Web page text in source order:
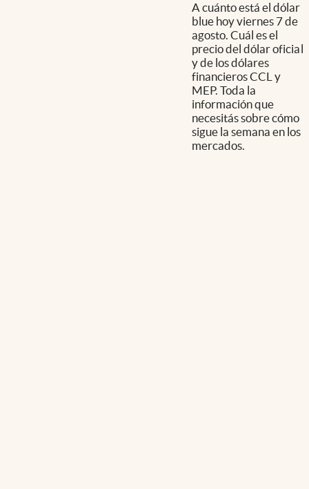
A cuánto está el dólar
blue hoy viernes 7 de
agosto. Cuál es el
precio del dólar oficial
y de los dólares
financieros CCL y
MEP. Toda la
información que
necesitás sobre cómo
sigue la semana en los
mercados.